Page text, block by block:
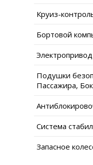
Круиз-
Бортовой
Подушки
Пассажира,
Система
Запасное